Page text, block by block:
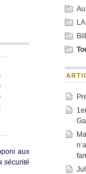
aux
sécurité